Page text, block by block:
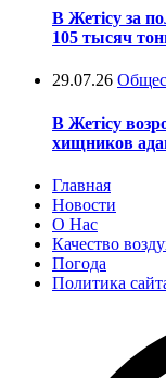
В Жетісу за
105 тысяч
29.07.26
В Жетісу
хищников
Главная
Новости
О Нас
Качество
Погода
Политика